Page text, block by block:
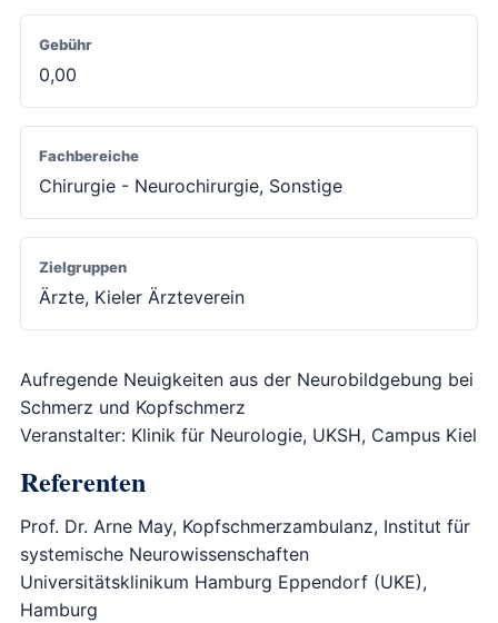
Gebühr
0,00
Fachbereiche
Chirurgie - Neurochirurgie, Sonstige
Zielgruppen
Ärzte, Kieler Ärzteverein
Aufregende Neuigkeiten aus der Neurobildgebung bei
Schmerz und Kopfschmerz
Veranstalter: Klinik für Neurologie, UKSH, Campus Kiel
Referenten
Prof. Dr. Arne May, Kopfschmerzambulanz, Institut für
systemische Neurowissenschaften
Universitätsklinikum Hamburg Eppendorf (UKE),
Hamburg